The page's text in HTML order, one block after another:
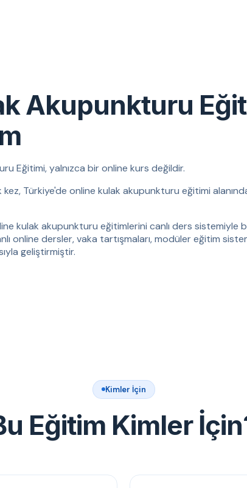
Akupunkturu
Eğitimi, yalnızca bir online kurs değildir.
kez, Türkiye'de online kulak akupunkturu eğitimi
kulak akupunkturu eğitimlerini canlı ders sistemiyle
online dersler, vaka tartışmaları, modüler eğitim
geliştirmiştir.
Kimler İçin
Eğitim Kimler